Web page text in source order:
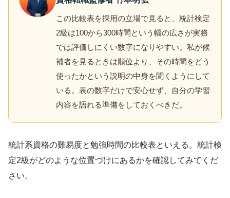
この比較表を採用の立場で見ると、統計検定
2級は100から300時間という幅の広さが実務
では評価しにくい数字になりやすい。私が候
補者を見るときは順位より、その時間をどう
使ったかという説明の中身を聞くようにして
いる。表の数字だけで安心せず、自分の学習
内容を語れる準備をしておくべきだ。
統計系資格の難易度と勉強時間の比較表といえる。統計検
定2級がどのような位置づけにあるかを確認してみてくだ
さい。